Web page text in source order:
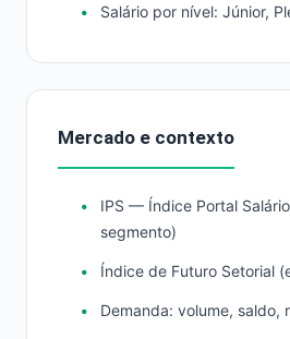
Salário por nível: Júnior,
Mercado e contexto
IPS — Índice Portal
segmento)
Índice de Futuro Setorial
Demanda: volume, saldo,